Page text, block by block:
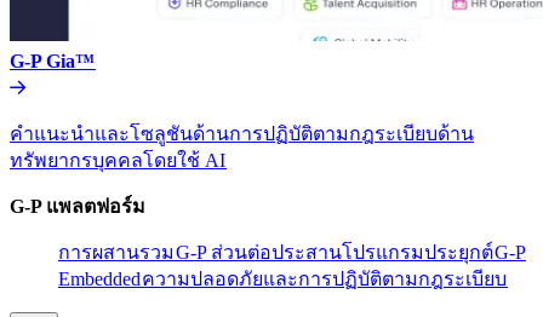
G-P Gia™​​
คำแนะนำและโซลูชันด้านการปฏิบัติตามกฎระเบียบด้าน
ทรัพยากรบุคคลโดยใช้ AI​​
G-P แพลตฟอร์ม​​
การผสานรวม​​G-P ส่วนต่อประสานโปรแกรมประยุกต์​​G-P
Embedded​​ความปลอดภัยและการปฏิบัติตามกฎระเบียบ​​